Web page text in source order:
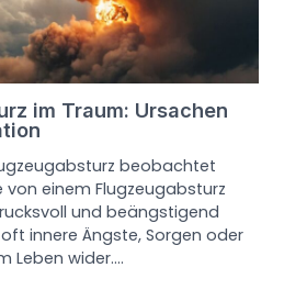
im Traum: Ursachen
beobachtet
von einem Flugzeugabsturz
und beängstigend
innere Ängste, Sorgen oder
Leben wider.…